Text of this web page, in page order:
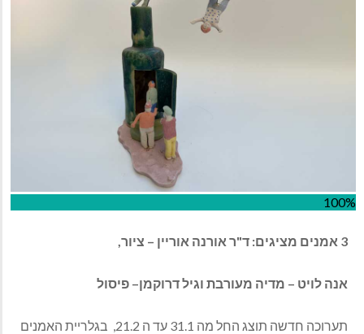
100%
3 אמנים מציגים: ד"ר אורנה אוריין – ציור,
אנה לויט – מדיה מעורבת וגילדרוקמן– פיסול
תערוכה חדשה תוצג החל מה עד ה בגלריית האמנים